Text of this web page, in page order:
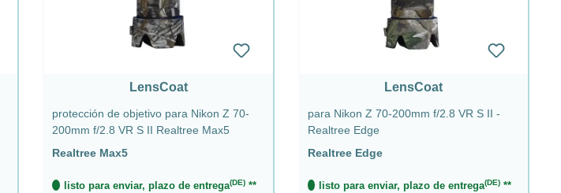
LensCoat
protección de objetivo para Nikon Z 70-
200mm f/2.8 VR S II Realtree Max5
Realtree Max5
listo para enviar, plazo de entrega(DE)**
LensCoat
para Nikon Z 70-200mm f/2.8 VR S II -
Realtree Edge
Realtree Edge
listo para enviar, plazo de entrega(DE) **